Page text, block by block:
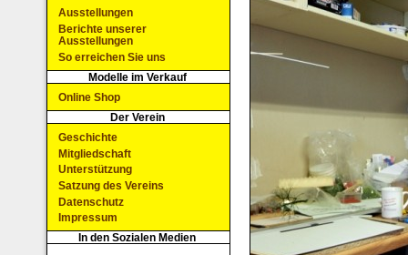
Ausstellungen
Berichte unserer
Ausstellungen
So erreichen Sie uns
Modelle im Verkauf
Online Shop
Der Verein
Geschichte
Mitgliedschaft
Unterstützung
Satzung des Vereins
Datenschutz
Impressum
In den Sozialen Medien